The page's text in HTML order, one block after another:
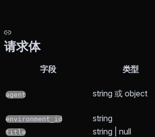
请求体
字段 类型
agent string 或 object
environment_id string
title string | null